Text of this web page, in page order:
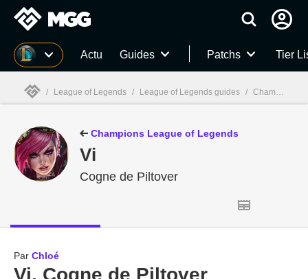
MGG Actu Guides Patchs Tier
MGG
/ League of Legends / League of Legends guides / Champions League of Legends
Champions League of Legends
Vi
Cogne de Piltover
Par Chloé
Vi, Cogne de Piltover